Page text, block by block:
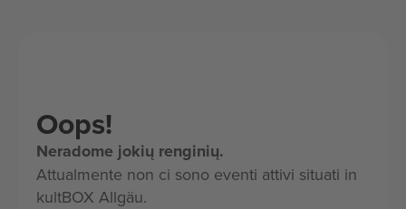
Oops!
Neradome jokių renginių.
Attualmente non ci sono eventi attivi situati in
kultBOX Allgäu.